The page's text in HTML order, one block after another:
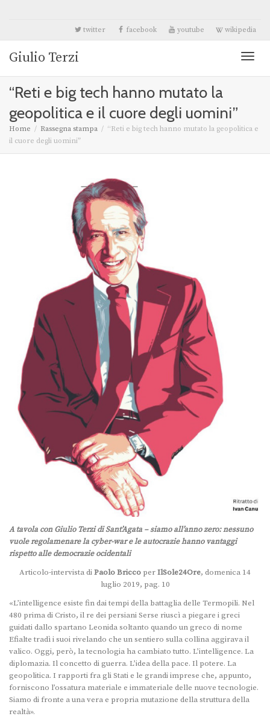
twitter facebook youtube wikipedia
Giulio Terzi
“Reti e big tech hanno mutato la
geopolitica e il cuore degli uomini”
Home Rassegna stampa
“Reti e big tech hanno mutato la geopolitica e
il cuore degli uomini”
A tavola con Giulio Terzi di Sant’Agata – siamo all’anno zero: nessuno
vuole regolamenare la cyber-war e le autocrazie hanno vantaggi
rispetto alle democrazie ocidentali
Articolo-intervista diPaolo Bricco perIlSole24Ore, domenica 14
luglio 2019, pag. 10
«L’intelligence esiste fin dai tempi della battaglia delle Termopili. Nel
480 prima di Cristo, il re dei persiani Serse riuscì a piegare i greci
guidati dallo spartano Leonida soltanto quando un greco di nome
Efialte tradì i suoi rivelando che un sentiero sulla collina aggirava il
valico. Oggi, però, la tecnologia ha cambiato tutto. L’intelligence. La
diplomazia. Il concetto di guerra. L’idea della pace. Il potere. La
geopolitica. I rapporti fra gli Stati e le grandi imprese che, appunto,
forniscono l’ossatura materiale e immateriale delle nuove tecnologie.
Siamo di fronte a una vera e propria mutazione della struttura della
realtà».